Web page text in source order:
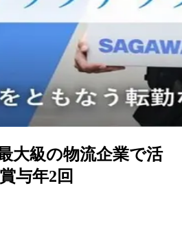
大級の物流企業で活
与年2回